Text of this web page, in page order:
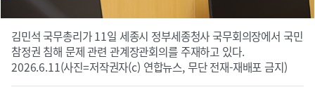
김민석 국무총리가 11일 세종시 정부세종청사 국무회의장에서 국민
참정권 침해 문제 관련 관계장관회의를 주재하고 있다.
2026.6.11(사진=저작권자(c) 연합뉴스, 무단 전재-재배포 금지)